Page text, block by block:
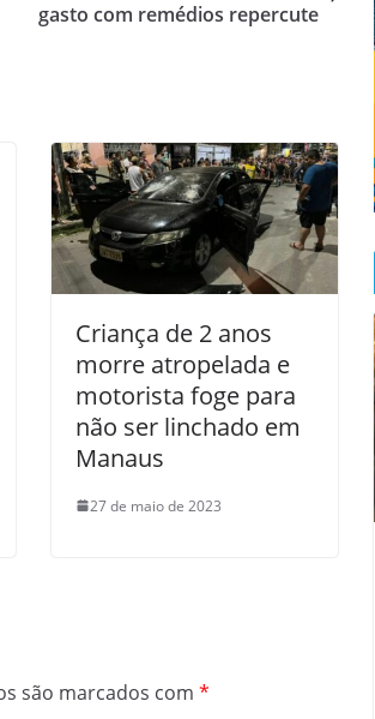
gasto com remédios repercute
Criança de 2 anos
morre atropelada e
motorista foge para
não ser linchado em
Manaus
27 de maio de 2023
são marcados com *